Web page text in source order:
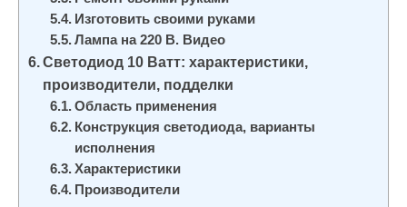
Изготовить своими руками
Лампа на 220 В. Видео
Светодиод 10 Ватт: характеристики,
производители, подделки
Область применения
Конструкция светодиода, варианты
исполнения
Характеристики
Производители